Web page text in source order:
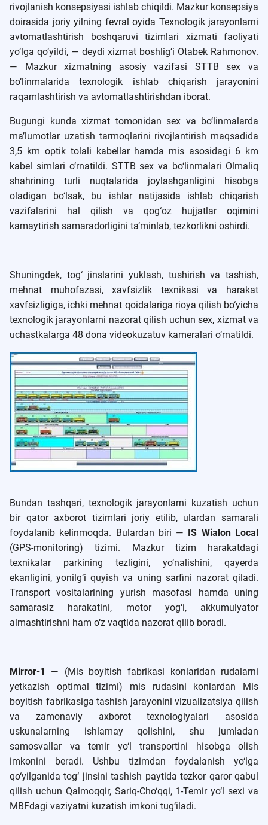
rivojlanish konsepsiyasi ishlab chiqildi. Mazkur konsepsiya
doirasida joriy yilning fevral oyida Texnologik jarayonlarni
avtomatlashtirish boshqaruvi tizimlari xizmati faoliyati
yo‘lga qo‘yildi, — deydi xizmat boshlig‘i Otabek Rahmonov.
— Mazkur xizmatning asosiy vazifasi STTB sex va
bo‘linmalarida texnologik ishlab chiqarish jarayonini
raqamlashtirish va avtomatlashtirishdan iborat.
Bugungi kunda xizmat tomonidan sex va bo‘linmalarda
ma’lumotlar uzatish tarmoqlarini rivojlantirish maqsadida
3,5 km optik tolali kabellar hamda mis asosidagi 6 km
kabel simlari o‘rnatildi. STTB sex va bo‘linmalari Olmaliq
shahrining turli nuqtalarida joylashganligini hisobga
oladigan bo‘lsak, bu ishlar natijasida ishlab chiqarish
vazifalarini hal qilish va qog‘oz hujjatlar oqimini
kamaytirish samaradorligini ta’minlab, tezkorlikni oshirdi.
Shuningdek, tog‘ jinslarini yuklash, tushirish va tashish,
mehnat muhofazasi, xavfsizlik texnikasi va harakat
xavfsizligiga, ichki mehnat qoidalariga rioya qilish bo‘yicha
texnologik jarayonlarni nazorat qilish uchun sex, xizmat va
uchastkalarga 48 dona videokuzatuv kameralari o‘rnatildi.
Bundan tashqari, texnologik jarayonlarni kuzatish uchun
bir qator axborot tizimlari joriy etilib, ulardan samarali
foydalanib kelinmoqda. Bulardan biri — IS Wialon Local
(GPS-monitoring) tizimi. Mazkur tizim harakatdagi
texnikalar parkining tezligini, yo‘nalishini, qayerda
ekanligini, yonilg‘i quyish va uning sarfini nazorat qiladi.
Transport vositalarining yurish masofasi hamda uning
samarasiz harakatini, motor yog‘i, akkumulyator
almashtirishni ham o‘z vaqtida nazorat qilib boradi.
Mirror-1
— (Mis boyitish fabrikasi konlaridan rudalarni
yetkazish optimal tizimi) mis rudasini konlardan Mis
boyitish fabrikasiga tashish jarayonini vizualizatsiya qilish
va zamonaviy axborot texnologiyalari asosida
uskunalarning ishlamay qolishini, shu jumladan
samosvallar va temir yo‘l transportini hisobga olish
imkonini beradi. Ushbu tizimdan foydalanish yo‘lga
qo‘yilganida tog‘ jinsini tashish paytida tezkor qaror qabul
qilish uchun Qalmoqqir, Sariq-Cho‘qqi, 1-Temir yo‘l sexi va
MBFdagi vaziyatni kuzatish imkoni tug‘iladi.